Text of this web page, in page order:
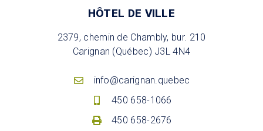
HÔTEL DE VILLE
2379, chemin de Chambly, bur. 210
Carignan (Québec) J3L 4N4
info@carignan.quebec
450 658-1066
450 658-2676